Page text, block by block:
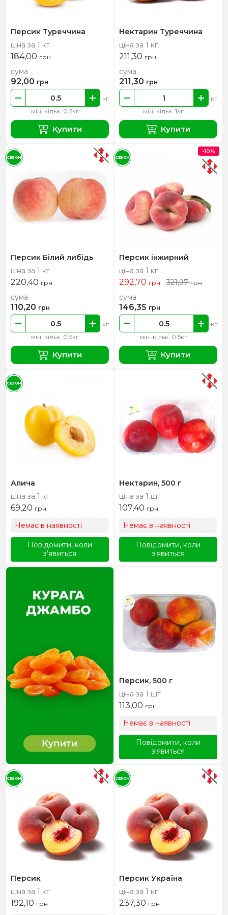
Персик Туреччина
ціна за 1 кг
184,00 грн
мін. кільк. 0.5кг
кг
сума
92,00 грн
Купити
Нектарин Туреччина
ціна за 1 кг
211,30 грн
мін. кільк. 1кг
кг
сума
211,30 грн
Купити
Персик Білий либідь
ціна за 1 кг
220,40 грн
мін. кільк. 0.5кг
кг
сума
110,20 грн
Купити
СЕЗОН
Персик інжирний
ціна за 1 кг
292,70 грн 321,97грн
мін. кільк. 0.5кг
кг
сума
146,35 грн
Купити
-10%
СЕЗОН
Алича
ціна за 1 кг
69,20 грн
Немає в наявності
Повідомити, коли
з'явиться
СЕЗОН
Нектарин, 500 г
ціна за 1 шт
107,40 грн
Немає в наявності
Повідомити, коли
з'явиться
Персик, 500 г
ціна за 1 шт
113,00 грн
Немає в наявності
Повідомити, коли
з'явиться
Персик
ціна за 1 кг
192,10 грн
СЕЗОН
Персик Україна
ціна за 1 кг
237,30 грн
СЕЗОН